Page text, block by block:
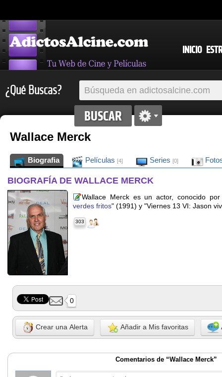
INICIO
¿Qué Buscas?
Wallace Merck
Biografia Películas [4] Series [0]
BIOGRAFÍA DE WALLACE MERCK
Wallace Merck es un actor, conocido
verdes fritos" (1991) y "Viernes 13 VI: Jason
303
0
Crear una Alerta Añadir a Mis favoritas
Comentarios de “Wallace Merck”